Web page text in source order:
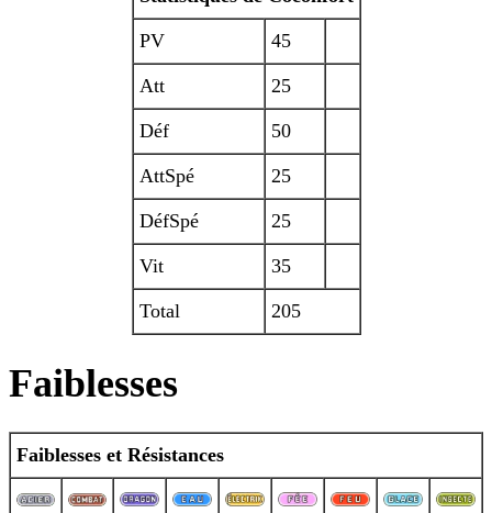
PV 45
Att 25
Déf 50
AttSpé 25
DéfSpé 25
Vit 35
Total 205
Faiblesses
Faiblesses et Résistances